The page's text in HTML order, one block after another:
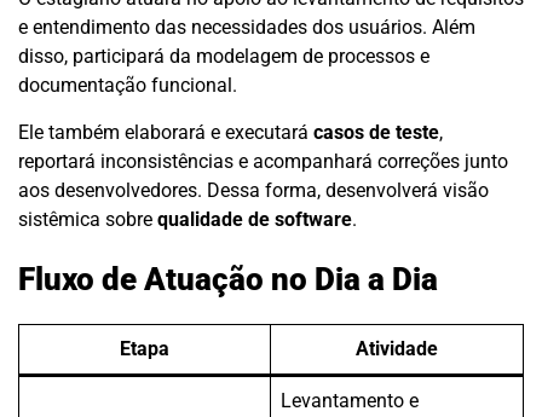
e entendimento das necessidades dos usuários. Além
disso, participará da modelagem de processos e
documentação funcional.
Ele também elaborará e executará casos de teste,
reportará inconsistências e acompanhará correções junto
aos desenvolvedores. Dessa forma, desenvolverá visão
sistêmica sobre qualidade de software.
Fluxo de Atuação no Dia a Dia
Etapa Atividade
Levantamento e